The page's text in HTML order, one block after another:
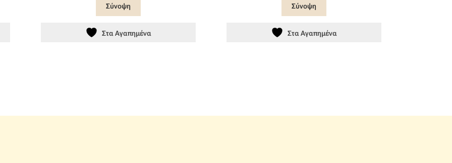
25,00 €.
Σύνοψη
Στα Αγαπημένα
18,40 €.
Σύνοψη
Στα Αγαπημένα